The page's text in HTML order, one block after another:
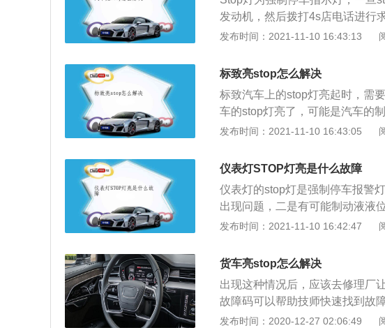
当这一指示灯亮起，就表明汽车
脑来进一步检查车辆故障。
发动机，然后拨打4s店电话进行
障。造成汽车亮stop灯的原因有
内添加纯净水，等到指示灯熄灭
油压力过低，发动机得不到润滑
然后还有一种情况是制动液压力
还有可能是蓄电池出现了问题。
的心态继续驾驶。
发布时间：2021-11-10 16:43:13
标致亮stop怎么解决
标致汽车上的stop灯亮起时，需
车的stop灯亮了，可能是汽车的
也可能是冷却液温度过高导致的
打开发动机盖为发动机散热。机
滑，继续行驶也可能会导致发动
继续行驶可能会导致交通事故。
停车。在平时保养时，最好检查
余的厚度不足需要立即更换新的
一次，长时间不换会导致冷却液
发布时间：2021-11-10 16:43:05
仪表灯STOP灯亮是什么故障
仪表灯的stop灯是强制停车报警
出现问题，二是有可能制动液液
能电子制动系统出现故障。仪表
压等等任何一个地方出现问题就
的，黄色表示一般故障，红色表
现什么问题，就要立马去4s或者
生意外。
发布时间：2021-11-10 16:42:47
货车亮stop怎么解决
出现这种情况后，应该去修理厂
故障码可以帮助技师快速找到故
个非常重要的工作。汽车上是有
发布时间：2020-12-27 02:06:49